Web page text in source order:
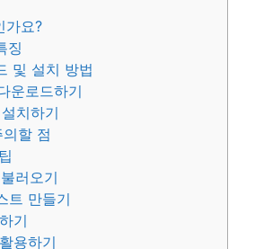
가요?
징
및 설치 방법
운로드하기
치하기
할 점
러오기
트 만들기
기
용하기